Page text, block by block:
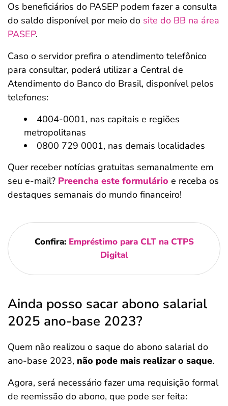
Os beneficiários do PASEP podem fazer a consulta
do saldo disponível por meio do site do BB na área
PASEP.
Caso o servidor prefira o atendimento telefônico
para consultar, poderá utilizar a Central de
Atendimento do Banco do Brasil, disponível pelos
telefones:
4004-0001, nas capitais e regiões
metropolitanas
0800 729 0001, nas demais localidades
Quer receber notícias gratuitas semanalmente em
seu e-mail? Preencha este formulário e receba os
destaques semanais do mundo financeiro!
Confira: Empréstimo para CLT na CTPS
Digital
Ainda posso sacar abono salarial
2025 ano-base 2023?
Quem não realizou o saque do abono salarial do
ano-base 2023, não pode mais realizar o saque.
Agora, será necessário fazer uma requisição formal
de reemissão do abono, que pode ser feita: